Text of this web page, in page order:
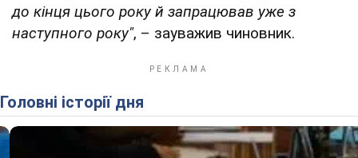
до кінця цього року й запрацював уже з
наступного року", – зауважив чиновник.
Головні історії дня